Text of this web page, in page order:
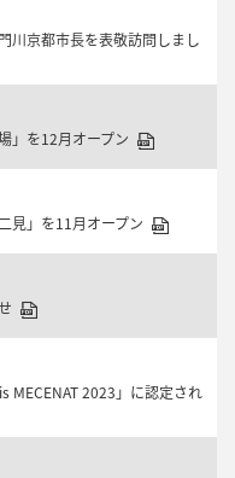
川京都市長を表敬訪問しまし
」を12月オープン
見」を11月オープン
MECENAT 2023」に認定され